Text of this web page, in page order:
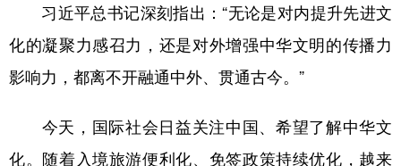
习近平总书记深刻指出：“无论是对内提升先进文
化的凝聚力感召力，还是对外增强中华文明的传播力
影响力，都离不开融通中外、贯通古今。”
今天，国际社会日益关注中国、希望了解中华文
化。随着入境旅游便利化、免签政策持续优化，越来